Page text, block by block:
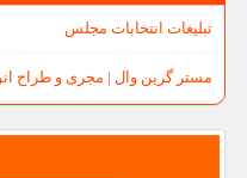
تبلیغات انتخابات مجلس
مستر گرین وال | مجری و طراح